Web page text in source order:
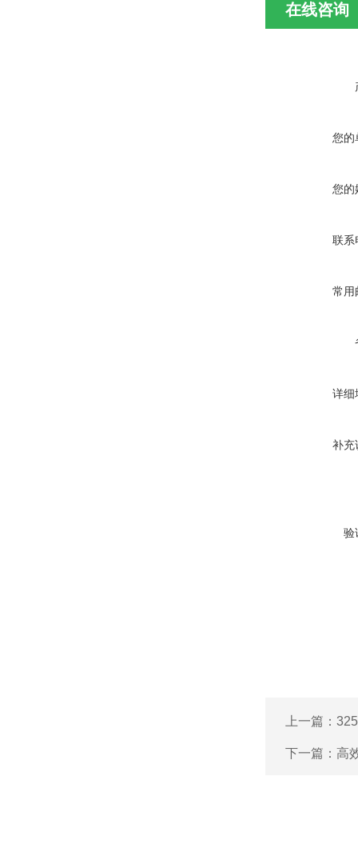
在线咨询
您的
您的
联系
常用
详细
补充
验
上一篇：
下一篇： 高